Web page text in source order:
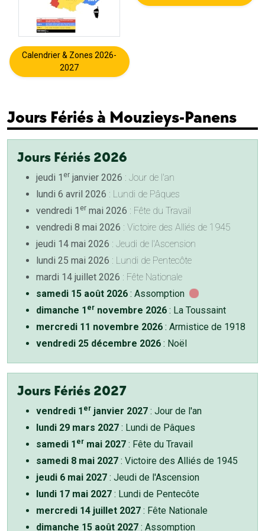
Calendrier & Zones 2026-
2027
Jours Fériés à Mouzieys-Panens
Jours Fériés 2026
jeudi 1 er janvier 2026 : Jour de l'an
lundi 6 avril 2026 : Lundi de Pâques
vendredi 1 er mai 2026 : Fête du Travail
vendredi 8 mai 2026 : Victoire des Alliés de 1945
jeudi 14 mai 2026 : Jeudi de l'Ascension
lundi 25 mai 2026 : Lundi de Pentecôte
mardi 14 juillet 2026 : Fête Nationale
samedi 15 août 2026 : Assomption
dimanche 1 er novembre 2026 : La Toussaint
mercredi 11 novembre 2026 : Armistice de 1918
vendredi 25 décembre 2026 : Noël
Jours Fériés 2027
vendredi 1 er janvier 2027 : Jour de l'an
lundi 29 mars 2027 : Lundi de Pâques
samedi 1 er mai 2027 : Fête du Travail
samedi 8 mai 2027 : Victoire des Alliés de 1945
jeudi 6 mai 2027 : Jeudi de l'Ascension
lundi 17 mai 2027 : Lundi de Pentecôte
mercredi 14 juillet 2027 : Fête Nationale
dimanche 15 août 2027 : Assomption